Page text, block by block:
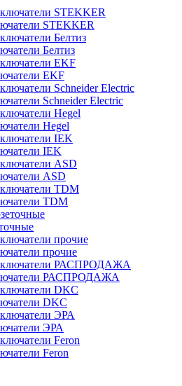
STEKKER
Белтиз
EKF
Schneider Electric
Hegel
IEK
ASD
TDM
прочие
РАСПРОДАЖА
DKC
ЭРА
Feron